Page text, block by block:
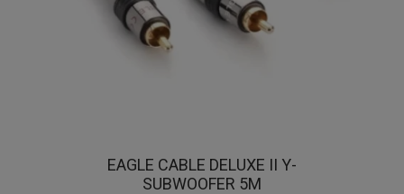
EAGLE CABLE DELUXE II Y-
SUBWOOFER 5M